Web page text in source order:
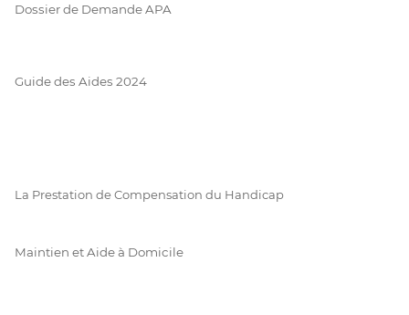
Dossier de Demande APA
Guide des Aides 2024
La Prestation de Compensation du Handicap
Maintien et Aide à Domicile